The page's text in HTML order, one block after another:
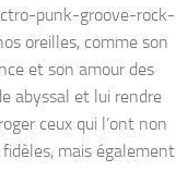
punk-groove-rock-
oreilles, comme son
et son amour des
abyssal et lui rendre
ceux qui l’ont non
mais également